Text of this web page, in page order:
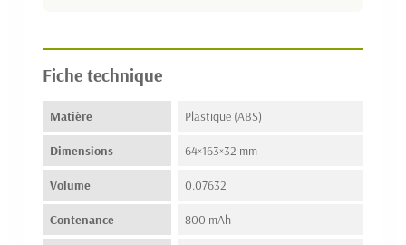
Fiche technique
Matière Plastique (ABS)
Dimensions 64×163×32 mm
Volume 0.07632
Contenance 800 mAh